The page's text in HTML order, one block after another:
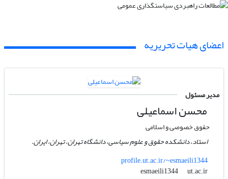
اعضای هیات تحریریه
مدیر مسئول
محسن اسماعیلی
حقوق خصوصی و اسلامی
استاد، دانشکده حقوق و علوم سیاسی، دانشگاه تهران، تهران، ایران.
profile.ut.ac.ir/~esmaeili1344
esmaeili1344
ut.ac.ir